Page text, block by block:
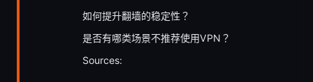
如何提升翻墙的稳定性？
是否有哪类场景不推荐使用VPN？
Sources: